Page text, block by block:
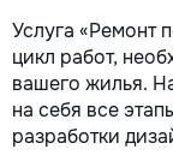
Услуга «Ремонт
цикл работ,
вашего жилья.
на себя все
разработки